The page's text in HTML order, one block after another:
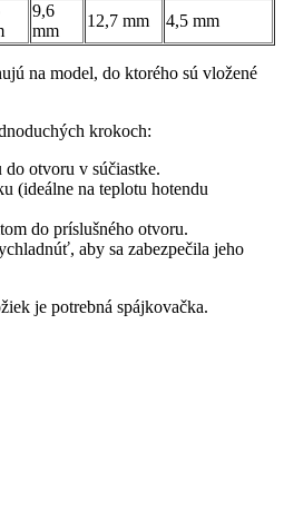
9,6
mm
12,7 mm 4,5 mm
na model, do ktorého sú vložené
krokoch:
otvoru v súčiastke.
(ideálne na teplotu hotendu
do príslušného otvoru.
aby sa zabezpečila jeho
je potrebná spájkovačka.